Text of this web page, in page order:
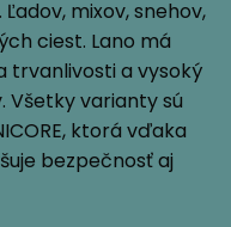
mixov, snehov,
ciest. Lano má
trvanlivosti a vysoký
varianty sú
ktorá vďaka
bezpečnosť aj